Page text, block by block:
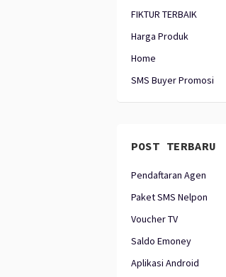
FIKTUR TERBAIK
Harga Produk
Home
SMS Buyer Promosi
POST TERBARU
Pendaftaran Agen
Paket SMS Nelpon
Voucher TV
Saldo Emoney
Aplikasi Android